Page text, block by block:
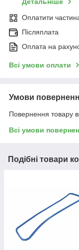
Детальніше
Оплатити
Післяплата
Оплата на
Всі умови оплати
Умови
Повернення товару
Всі умови
Подібні товари